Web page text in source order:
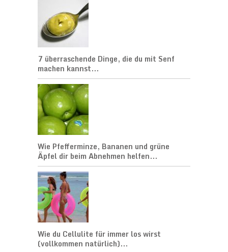
7 überraschende Dinge, die du mit Senf
machen kannst...
Wie Pfefferminze, Bananen und grüne
Äpfel dir beim Abnehmen helfen...
Wie du Cellulite für immer los wirst
(vollkommen natürlich)...